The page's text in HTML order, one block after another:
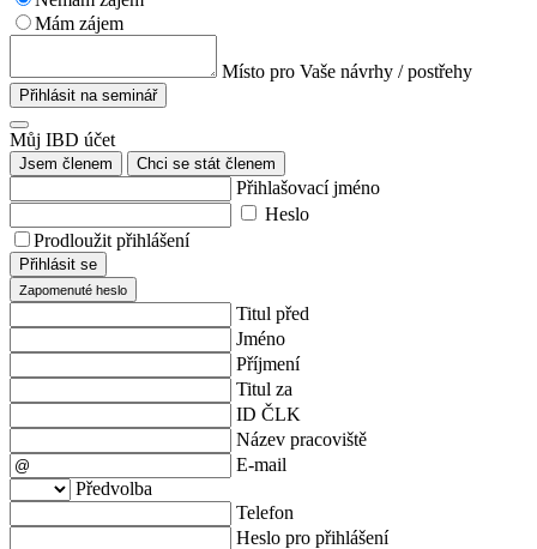
Mám zájem
Místo pro Vaše návrhy / postřehy
Přihlásit na seminář
Můj IBD účet
Jsem členem Chci se stát členem
Přihlašovací jméno
Heslo
Prodloužit přihlášení
Přihlásit se
Zapomenuté heslo
Titul před
Jméno
Příjmení
Titul za
ID ČLK
Název pracoviště
E-mail
Předvolba
Telefon
Heslo pro přihlášení